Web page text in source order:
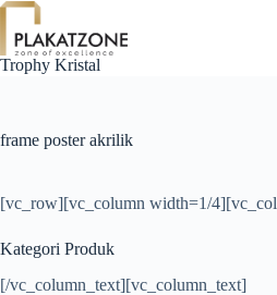
Skip
content
Trophy Kristal
frame poster akrilik
[vc_row][vc_column width=1/
Kategori Produk
[/vc_column_text][vc_column_text]